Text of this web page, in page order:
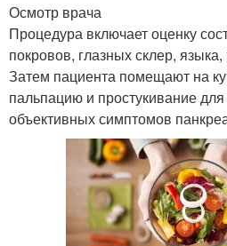
Осмотр врача
Процедура включает оценку
покровов, глазных склер,
Затем пациента помещают на
пальпацию и простукивание
объективных симптомов